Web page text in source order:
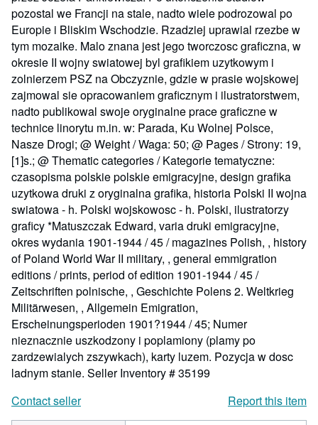
pozostal we Francji na stale, nadto wiele podrozowal po
Europie i Bliskim Wschodzie. Rzadziej uprawial rzezbe w
tym mozaike. Malo znana jest jego tworczosc graficzna, w
okresie II wojny swiatowej byl grafikiem uzytkowym i
zolnierzem PSZ na Obczyznie, gdzie w prasie wojskowej
zajmowal sie opracowaniem graficznym i ilustratorstwem,
nadto publikowal swoje oryginalne prace graficzne w
technice linorytu m.in. w: Parada, Ku Wolnej Polsce,
Nasze Drogi; @ Weight / Waga: 50; @ Pages / Strony: 19,
[1]s.; @ Thematic categories / Kategorie tematyczne:
czasopisma polskie polskie emigracyjne, design grafika
uzytkowa druki z oryginalna grafika, historia Polski II wojna
swiatowa - h. Polski wojskowosc - h. Polski, ilustratorzy
graficy *Matuszczak Edward, varia druki emigracyjne,
okres wydania 1901-1944 / 45 / magazines Polish, , history
of Poland World War II military, , general emmigration
editions / prints, period of edition 1901-1944 / 45 /
Zeitschriften polnische, , Geschichte Polens 2. Weltkrieg
Militärwesen, , Allgemein Emigration,
Erscheinungsperioden 1901?1944 / 45; Numer
nieznacznie uszkodzony i poplamiony (plamy po
zardzewialych zszywkach), karty luzem. Pozycja w dosc
ladnym stanie. Seller Inventory # 35199
Contact seller
Report this item